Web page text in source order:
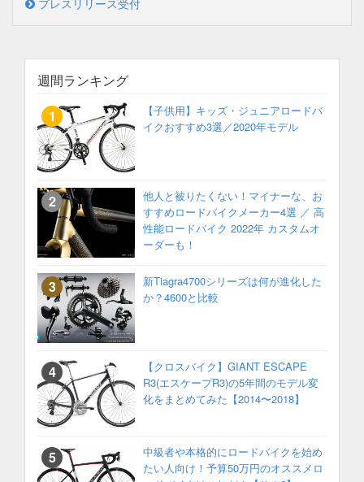
プレスリリース受付
週間ランキング
【子供用】キッズ・ジュニアロードバ
イクおすすめ3選／2020年モデル
他人と被りたくない！マイナーな、お
すすめロードバイクメーカー4選 ／ 高
性能ロードバイク 2022年 カスタムオ
ーダーも！
新Tiagra4700シリーズは何が進化した
か？4600と比較
【クロスバイク】GIANT ESCAPE
R3(エスケープR3)の5年間のモデル変
化をまとめてみた【2014〜2018】
中級者や本格的にロードバイクを始め
たい人向け！予算50万円のオススメロ